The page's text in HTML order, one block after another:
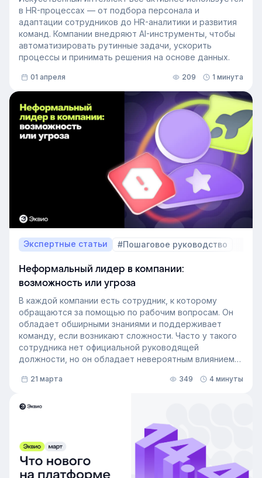
в HR-процессах — от подбора персонала и
адаптации сотрудников до HR-аналитики и развития
команд. Компании внедряют AI-инструменты, чтобы
автоматизировать рутинные задачи, ускорить
процессы и принимать решения на основе данных.
01 апреля 209 1 минута
Экспертные статьи #Пошаговое руководство
Неформальный лидер в компании:
возможность или угроза
В каждой компании есть сотрудник, к которому
обращаются за помощью по рабочим вопросам. Он
обладает обширными знаниями и поддерживает
команду, если возникают сложности. Часто у такого
сотрудника нет официальной руководящей
должности, но он обладает невероятным влиянием
неформальный лидер группы. У него есть авторитет
процессы в компании и умеет выстраивать
неформальных лидеров и применение их навыков
может стать стратегией управления персоналом,
которая повысит производительность и создаст
более позитивную корпоративную культуру. Как это
сделать — рассказали в статье.
21 марта 349 4 минуты